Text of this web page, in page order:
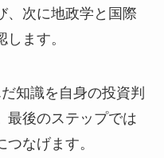
、次に地政学と国際
ます。
知識を自身の投資判
最後のステップでは
なげます。